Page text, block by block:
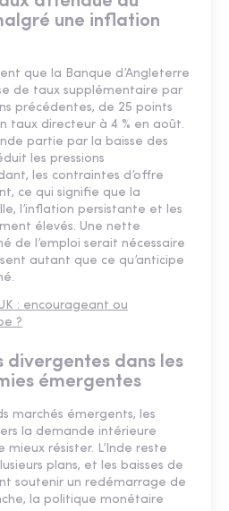
une inflation
que la Banque d’Angleterre
de taux supplémentaire par
précédentes, de 25 points
taux directeur à 4 % en août.
partie par la baisse des
les pressions
les contraintes d’offre
ce qui signifie que la
l’inflation persistante et les
élevés. Une nette
de l’emploi serait nécessaire
autant que ce qu’anticipe
: encourageant ou
?
divergentes dans les
émergentes
marchés émergents, les
la demande intérieure
résister. L’Inde reste
plans, et les baisses de
soutenir un redémarrage de
la politique monétaire